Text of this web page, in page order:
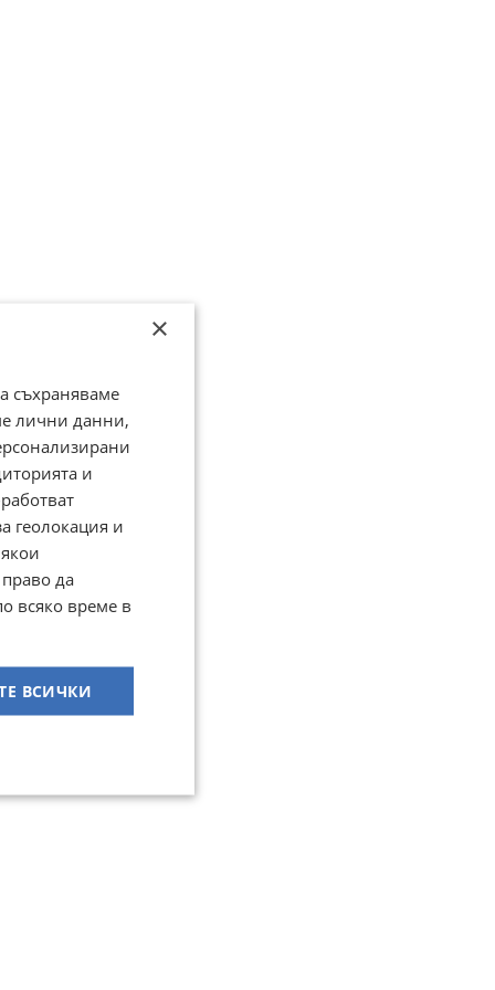
×
съхраняваме
лични данни,
и
геолокация и
да
всяко време в
ВСИЧКИ